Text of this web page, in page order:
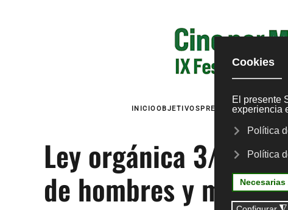
INICIOOBJETIVOSPREMIOS
Ley orgánica 3/
de hombres y